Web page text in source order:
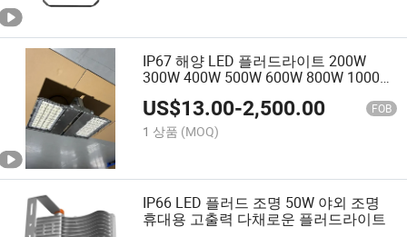
IP67 해양 LED 플러드라이트 200W
300W 400W 500W 600W 800W 1000W
낚시 보트 전방등
US$13.00-2,500.00 FOB
1 상품 (MOQ)
IP66 LED 플러드 조명 50W 야외 조명
휴대용 고출력 다채로운 플러드라이트